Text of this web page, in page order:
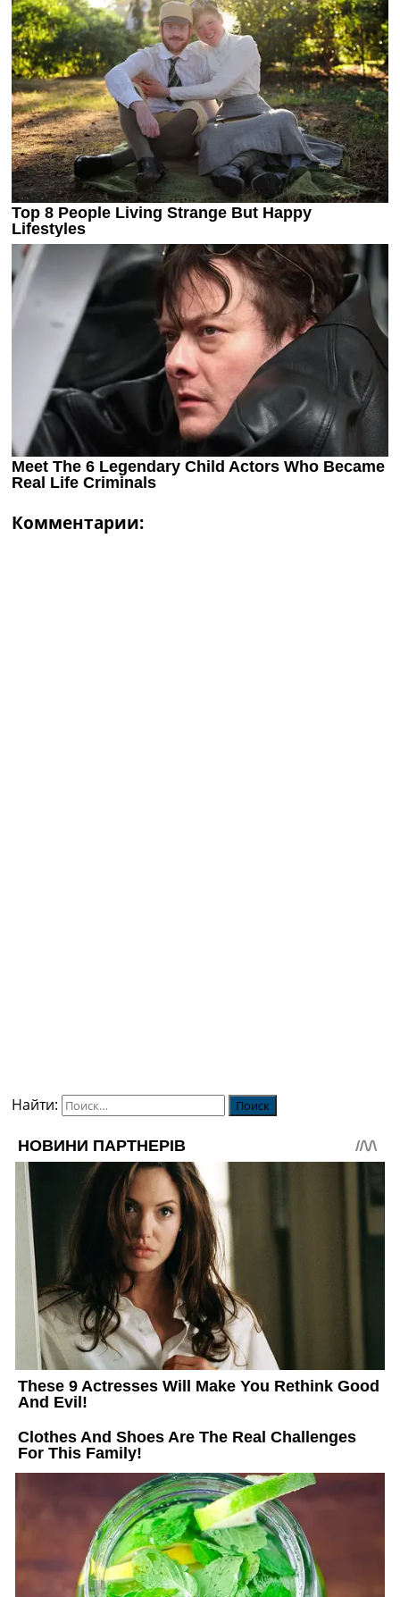
Комментарии:
Найти: